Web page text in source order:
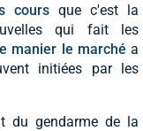
cours que c'est la
qui fait les
manier le marché a
initiées par les
du gendarme de la